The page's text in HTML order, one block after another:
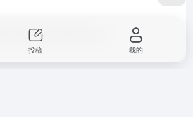
冀ICP备2024065497号-4
投稿 我的